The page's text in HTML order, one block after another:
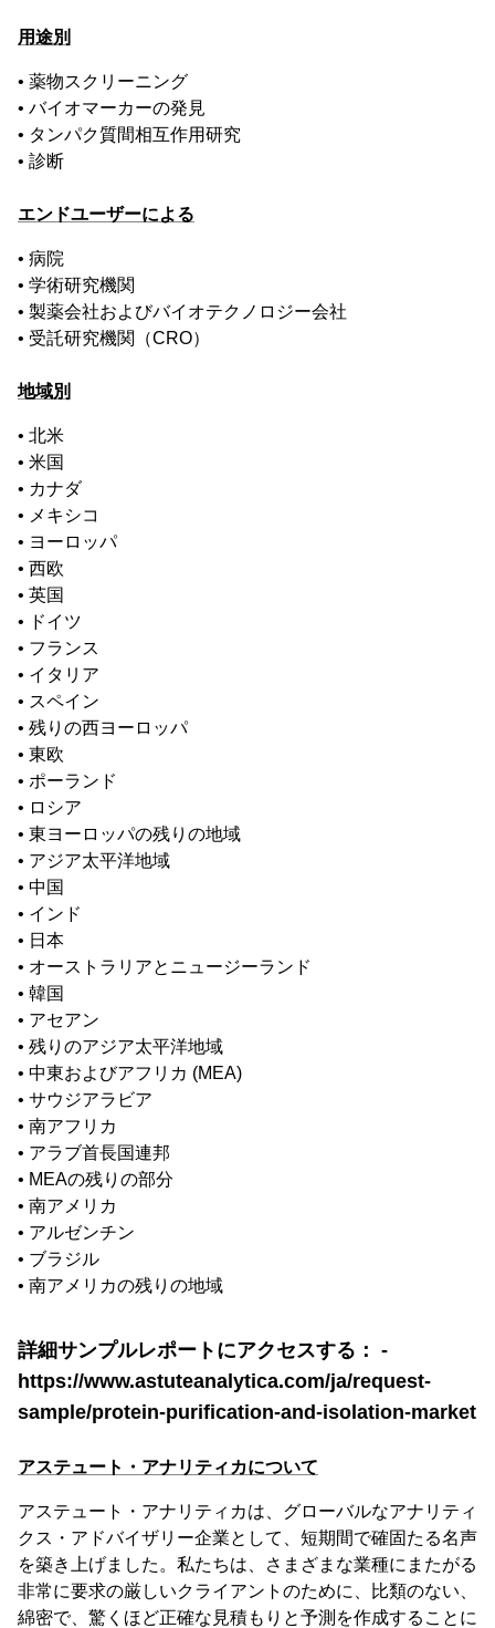
用途別
• 薬物スクリーニング
• バイオマーカーの発見
• タンパク質間相互作用研究
• 診断
エンドユーザーによる
• 病院
• 学術研究機関
• 製薬会社およびバイオテクノロジー会社
• 受託研究機関（CRO）
地域別
• 北米
• 米国
• カナダ
• メキシコ
• ヨーロッパ
• 西欧
• 英国
• ドイツ
• フランス
• イタリア
• スペイン
• 残りの西ヨーロッパ
• 東欧
• ポーランド
• ロシア
• 東ヨーロッパの残りの地域
• アジア太平洋地域
• 中国
• インド
• 日本
• オーストラリアとニュージーランド
• 韓国
• アセアン
• 残りのアジア太平洋地域
• 中東およびアフリカ (MEA)
• サウジアラビア
• 南アフリカ
• アラブ首長国連邦
• MEAの残りの部分
• 南アメリカ
• アルゼンチン
• ブラジル
• 南アメリカの残りの地域
詳細サンプルレポートにアクセスする： -
https://www.astuteanalytica.com/ja/request-
sample/protein-purification-and-isolation-market
アステュート・アナリティカについて
アステュート・アナリティカは、グローバルなアナリティ
クス・アドバイザリー企業として、短期間で確固たる名声
を築き上げました。私たちは、さまざまな業種にまたがる
非常に要求の厳しいクライアントのために、比類のない、
綿密で、驚くほど正確な見積もりと予測を作成することに